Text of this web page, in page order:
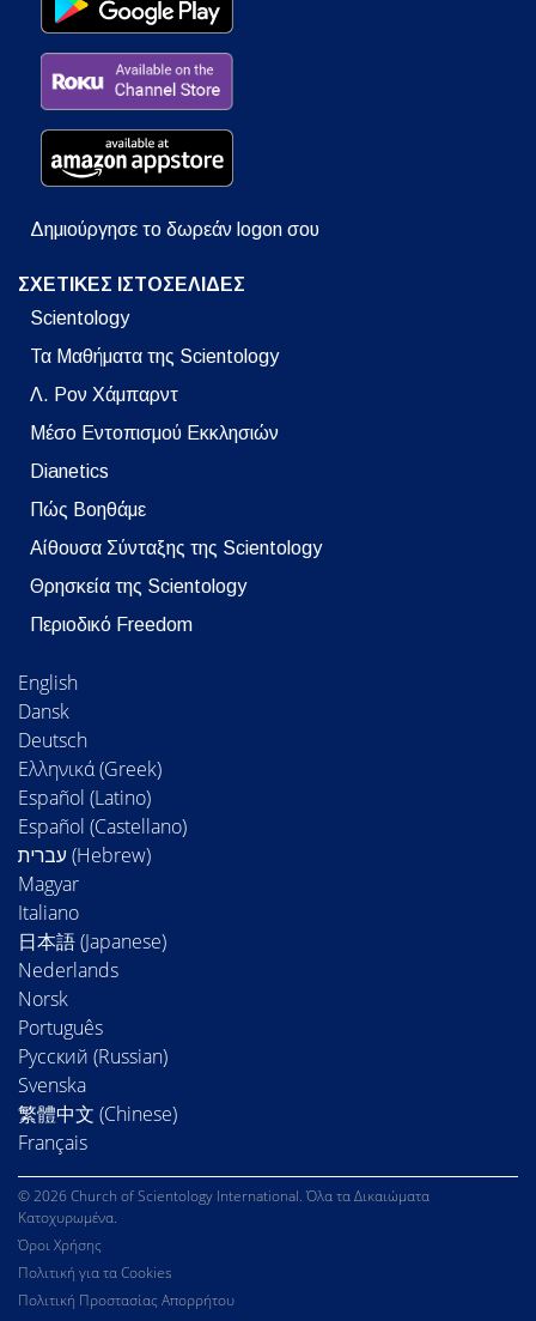
Δημιούργησε το δωρεάν logon σου
ΣΧΕΤΙΚΕΣ ΙΣΤΟΣΕΛΙΔΕΣ
Scientology
Τα Μαθήματα της Scientology
Λ. Ρον Χάμπαρντ
Μέσο Εντοπισμού Εκκλησιών
Dianetics
Πώς Βοηθάμε
Αίθουσα Σύνταξης της Scientology
Θρησκεία της Scientology
Περιοδικό Freedom
English
Dansk
Deutsch
Ελληνικά (Greek)
Español (Latino)
Español (Castellano)
Magyar
Italiano
日本語 (Japanese)
Nederlands
Norsk
Português
Русский (Russian)
Svenska
繁體中文 (Chinese)
Français
© 2026 Church of Scientology International. Όλα τα Δικαιώματα
Κατοχυρωμένα.
Όροι Χρήσης
Πολιτική για τα Cookies
Πολιτική Προστασίας Απορρήτου